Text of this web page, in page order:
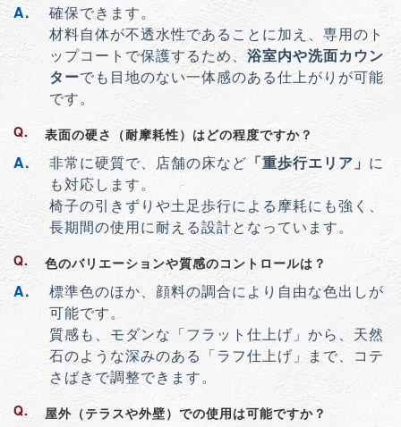
確保できます。
材料自体が不透水性であることに加え、専用のト
ップコートで保護するため、浴室内や洗面カウン
ターでも目地のない一体感のある仕上がりが可能
です。
表面の硬さ（耐摩耗性）はどの程度ですか？
非常に硬質で、店舗の床など 「重歩行エリア」 に
も対応します。
椅子の引きずりや土足歩行による摩耗にも強く、
長期間の使用に耐える設計となっています。
色のバリエーションや質感のコントロールは？
標準色のほか、顔料の調合により自由な色出しが
可能です。
質感も、モダンな「フラット仕上げ」から、天然
石のような深みのある「ラフ仕上げ」まで、コテ
さばきで調整できます。
屋外（テラスや外壁）での使用は可能ですか？